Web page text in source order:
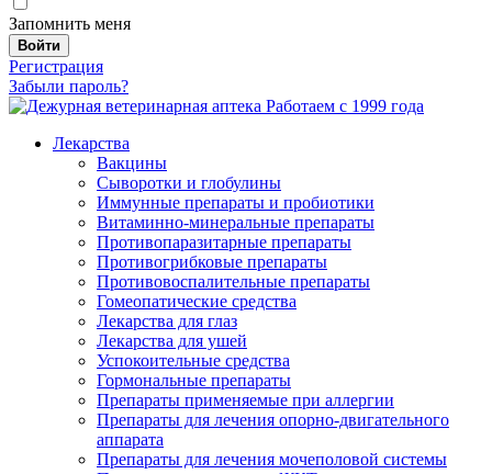
Запомнить меня
Войти
Регистрация
Забыли пароль?
Работаем с 1999 года
Лекарства
Вакцины
Сыворотки и глобулины
Иммунные препараты и пробиотики
Витаминно-минеральные препараты
Противопаразитарные препараты
Противогрибковые препараты
Противовоспалительные препараты
Гомеопатические средства
Лекарства для глаз
Лекарства для ушей
Успокоительные средства
Гормональные препараты
Препараты применяемые при аллергии
Препараты для лечения опорно-двигательного
аппарата
Препараты для лечения мочеполовой системы